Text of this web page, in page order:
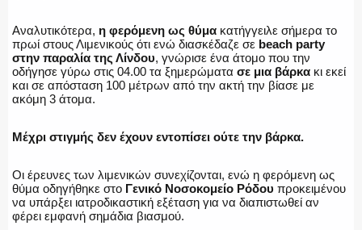
ΕΝΟΠΛΕΣ ΔΥΝΑΜΕΙΣ
ΕΚΑΒ
ΑΣΤΥΝΟΜΙΚΟ ΡΕΠΟΡΤΑΖ
Αναλυτικότερα, η φερόμενη ως θύμα κατήγγειλε σήμερα το
πρωί στους Λιμενικούς ότι ενώ διασκέδαζε σε beach party
στην παραλία της Λίνδου, γνώρισε ένα άτομο που την
οδήγησε γύρω στις 04.00 τα ξημερώματα σε μια βάρκα κι εκεί
και σε απόσταση 100 μέτρων από την ακτή την βίασε με
ακόμη 3 άτομα.
Μέχρι στιγμής δεν έχουν εντοπίσει ούτε την βάρκα.
Οι έρευνες των λιμενικών συνεχίζονται, ενώ η φερόμενη ως
θύμα οδηγήθηκε στο Γενικό Νοσοκομείο Ρόδου προκειμένου
να υπάρξει ιατροδικαστική εξέταση για να διαπιστωθεί αν
φέρει εμφανή σημάδια βιασμού.